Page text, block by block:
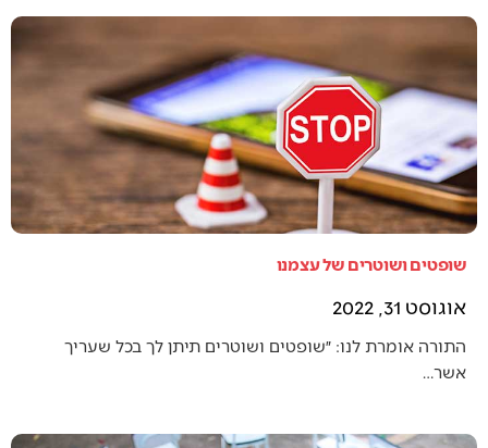
שופטים ושוטרים של עצמנו
אוגוסט 31, 2022
התורה אומרת לנו: ״שופטים ושוטרים תיתן לך בכל שעריך
אשר…